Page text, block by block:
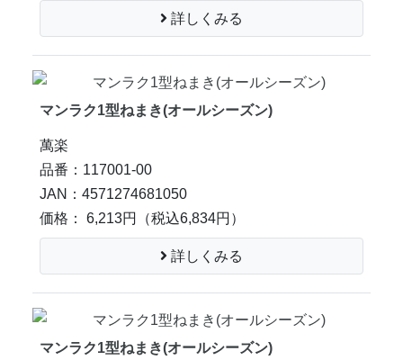
詳しくみる
マンラク1型ねまき(オールシーズン)
萬楽
品番：117001-00
JAN：4571274681050
価格： 6,213円
（税込6,834円）
詳しくみる
マンラク1型ねまき(オールシーズン)